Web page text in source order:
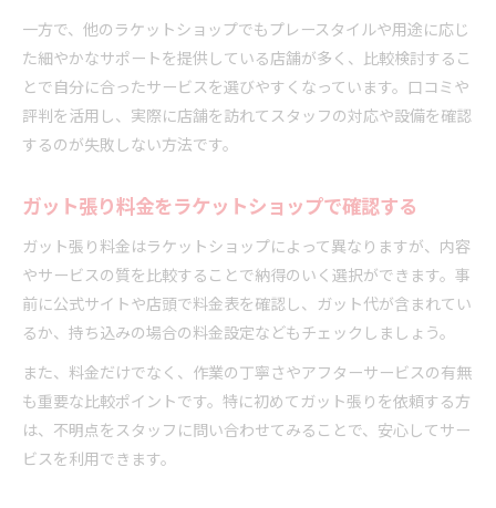
一方で、他のラケットショップでもプレースタイルや用途に応じ
た細やかなサポートを提供している店舗が多く、比較検討するこ
とで自分に合ったサービスを選びやすくなっています。口コミや
評判を活用し、実際に店舗を訪れてスタッフの対応や設備を確認
するのが失敗しない方法です。
ガット張り料金をラケットショップで確認する
ガット張り料金はラケットショップによって異なりますが、内容
やサービスの質を比較することで納得のいく選択ができます。事
前に公式サイトや店頭で料金表を確認し、ガット代が含まれてい
るか、持ち込みの場合の料金設定などもチェックしましょう。
また、料金だけでなく、作業の丁寧さやアフターサービスの有無
も重要な比較ポイントです。特に初めてガット張りを依頼する方
は、不明点をスタッフに問い合わせてみることで、安心してサー
ビスを利用できます。